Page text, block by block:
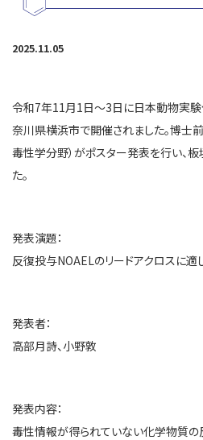
2025.11.05
令和7年11月1日～3日に日本動物実
奈川県横浜市で開催されました。博士
毒性学分野）がポスター発表を行い、
た。
発表演題：
反復投与NOAELのリードアクロスに
発表者：
高部月詩、小野敦
発表内容：
毒性情報が得られていない化学物質